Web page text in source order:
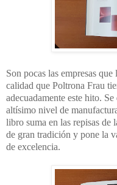
Son pocas las empresas
calidad que Poltrona Frau
adecuadamente este hito.
altísimo nivel de
libro suma en las repisas de
de gran tradición y pone la
de excelencia.